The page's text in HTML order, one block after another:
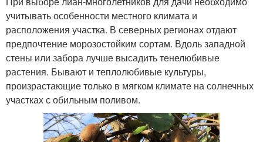
учитывать особенности местного климата и
расположения участка. В северных регионах отдают
предпочтение морозостойким сортам. Вдоль западной
стены или забора лучше высадить тенелюбивые
растения. Бывают и теплолюбивые культуры,
произрастающие только в мягком климате на солнечных
участках с обильным поливом.